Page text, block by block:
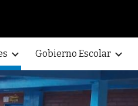
Gobierno Escolar